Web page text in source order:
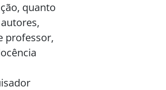
quanto
professor,